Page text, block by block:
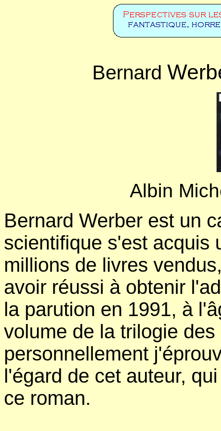
Bernard
Albin
Bernard Werber est un
scientifique s'est acquis
millions de livres
avoir réussi à obtenir
la parution en 1991, à
volume de la trilogie des
personnellement
l'égard de cet auteur,
ce roman.